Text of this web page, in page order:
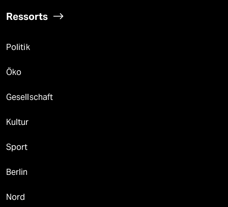
Ressorts
Politik
Öko
Gesellschaft
Kultur
Sport
Berlin
Nord